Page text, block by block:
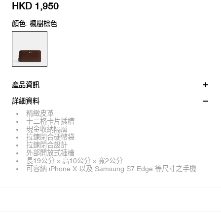
HKD 1,950
顏色: 楓樹棕色
產品資訊
詳細資料
精緻皮革
十二格卡片插槽
現金收納隔層
拉鍊閉合硬幣袋
拉鍊閉合設計
外部開放式插槽
長19公分 x 高10公分 x 寬2公分
可容納 iPhone X 以及 Samsung S7 Edge 等尺寸之手機